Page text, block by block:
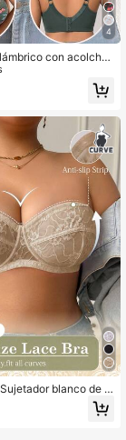
4
con acolcha
talla grande
blanco de t
aros, encaje sexy, c
invisible, 1 pie